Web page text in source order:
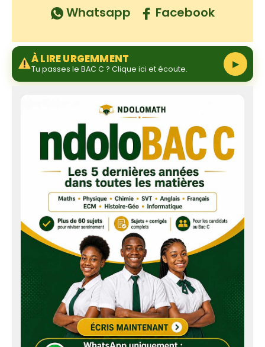
Whatsapp Facebook
À LIRE URGEMMENT
Tu passes le BAC C ? Clique ici et écoute. ▶